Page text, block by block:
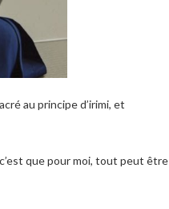
au principe d’irimi, et
que pour moi, tout peut être